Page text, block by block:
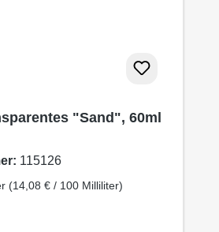
"Sand", 60ml
115126
(14,08 € / 100 Milliliter)